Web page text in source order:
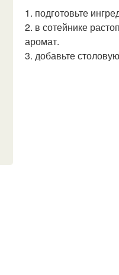
1. подготовьте
2. в сотейнике
аромат.
3. добавьте